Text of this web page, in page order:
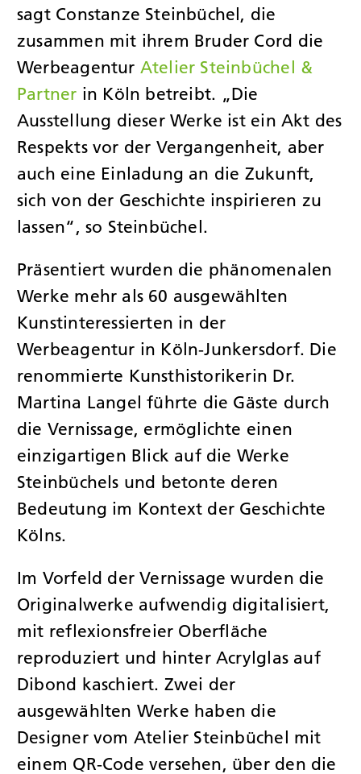
sagt Constanze Steinbüchel, die
zusammen mit ihrem Bruder Cord die
Werbeagentur Atelier Steinbüchel &
Partner in Köln betreibt. „Die
Ausstellung dieser Werke ist ein Akt des
Respekts vor der Vergangenheit, aber
auch eine Einladung an die Zukunft,
sich von der Geschichte inspirieren zu
lassen“, so Steinbüchel.
Präsentiert wurden die phänomenalen
Werke mehr als 60 ausgewählten
Kunstinteressierten in der
Werbeagentur in Köln-Junkersdorf. Die
renommierte Kunsthistorikerin Dr.
Martina Langel führte die Gäste durch
die Vernissage, ermöglichte einen
einzigartigen Blick auf die Werke
Steinbüchels und betonte deren
Bedeutung im Kontext der Geschichte
Kölns.
Im Vorfeld der Vernissage wurden die
Originalwerke aufwendig digitalisiert,
mit reflexionsfreier Oberfläche
reproduziert und hinter Acrylglas auf
Dibond kaschiert. Zwei der
ausgewählten Werke haben die
Designer vom Atelier Steinbüchel mit
einem QR-Code versehen, über den die